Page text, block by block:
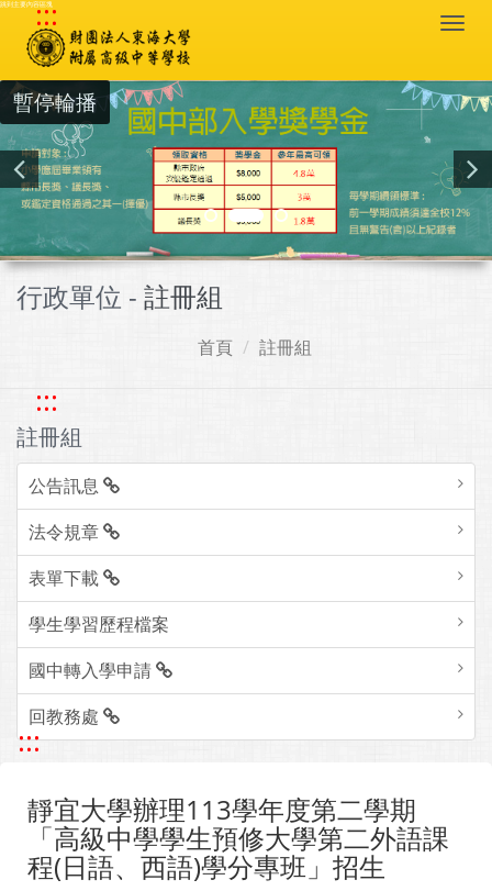
跳到主要內容區塊
:::
暫停輪播
行政單位 - 註冊組
首頁 註冊組
:::
註冊組
公告訊息
法令規章
表單下載
學生學習歷程檔案
國中轉入學申請
回教務處
:::
靜宜大學辦理113學年度第二學期
「高級中學學生預修大學第二外語課
程(日語、西語)學分專班」招生